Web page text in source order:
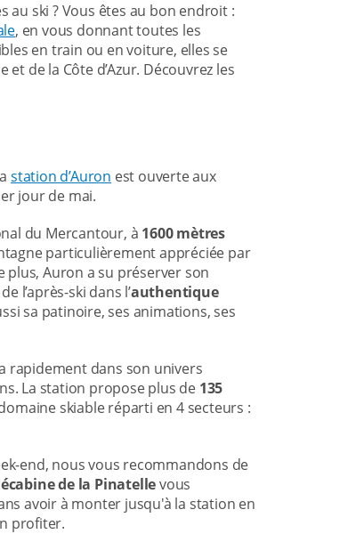
au ski ? Vous êtes au bon endroit :
, en vous donnant toutes les
en train ou en voiture, elles se
de la Côte d’Azur. Découvrez les
station d’Auron est ouverte aux
jour de mai.
du Mercantour, à 1600 mètres
particulièrement appréciée par
plus, Auron a su préserver son
l’après-ski dans l’authentique
sa patinoire, ses animations, ses
rapidement dans son univers
La station propose plus de 135
skiable réparti en 4 secteurs :
end, nous vous recommandons de
de la Pinatellevous
avoir à monter jusqu'à la station en
profiter.